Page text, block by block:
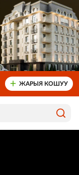
ЖАРЫЯ КОШУУ